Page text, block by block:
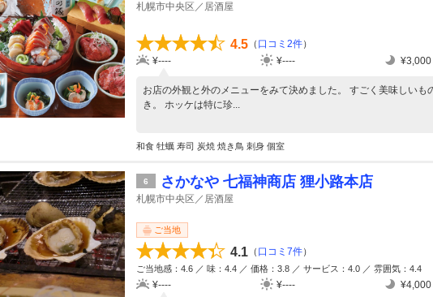
札幌市中央区／居酒屋
4.5 （ 口コミ2件）
¥----
¥----
お店の外観と外のメニューをみて決めました。 すごく美味しいも
き。 ホッケは特に珍...
和食 牡蠣 寿司 炭焼 焼き鳥 刺身 個室
6 さかなや 七福神商店 狸小路本店
札幌市中央区／居酒屋
ご当地
4.1 （ 口コミ7件）
ご当地感：4.6 ／ 味：4.4 ／ 価格：3.8 ／ サービス：4.0 ／ 雰囲気：4.4
¥---- ¥----